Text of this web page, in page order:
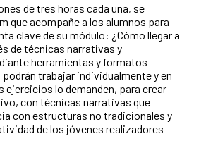
de tres horas cada una, se
que acompañe a los alumnos para
clave de su módulo: ¿Cómo llegar a
de técnicas narrativas y
herramientas y formatos
trabajar individualmente y en
ejercicios lo demanden, para crear
con técnicas narrativas que
con estructuras no tradicionales y
de los jóvenes realizadores